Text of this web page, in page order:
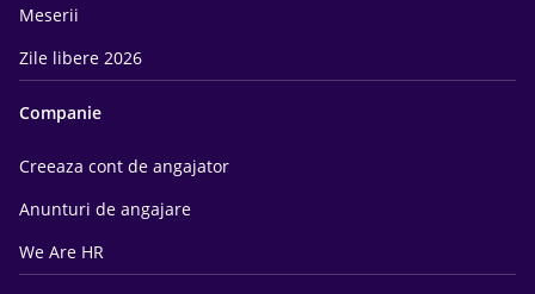
Meserii
Zile libere 2026
Companie
Creeaza cont de angajator
Anunturi de angajare
We Are HR